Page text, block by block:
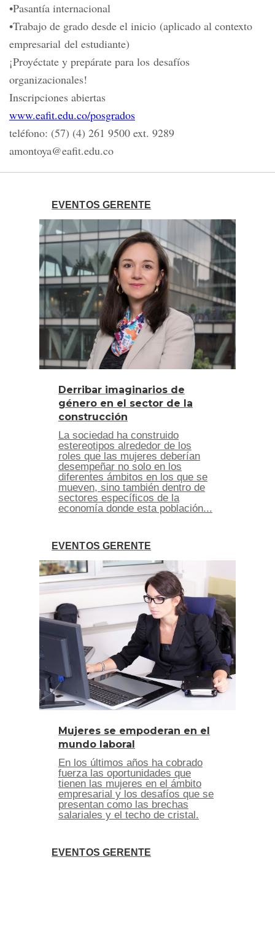
•Pasantía internacional
•Trabajo de grado desde el inicio (aplicado al contexto
empresarial del estudiante)
¡Proyéctate y prepárate para los desafíos
organizacionales!
Inscripciones abiertas
www.eafit.edu.co/posgrados
teléfono: (57) (4) 261 9500 ext. 9289
amontoya@eafit.edu.co
EVENTOS GERENTE
Derribar imaginarios de
género en el sector de la
construcción
La sociedad ha construido
estereotipos alrededor de los
roles que las mujeres deberían
desempeñar no solo en los
diferentes ámbitos en los que se
mueven, sino también dentro de
sectores específicos de la
economía donde esta población...
EVENTOS GERENTE
Mujeres se empoderan en el
mundo laboral
En los últimos años ha cobrado
fuerza las oportunidades que
tienen las mujeres en el ámbito
empresarial y los desafíos que se
presentan como las brechas
salariales y el techo de cristal.
EVENTOS GERENTE